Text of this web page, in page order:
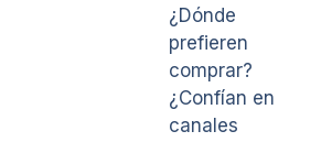
¿Dónde
prefieren
comprar?
¿Confían en
canales